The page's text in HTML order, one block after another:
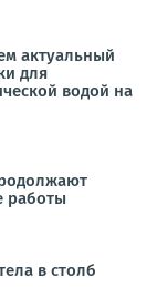
актуальный
для
водой на
работы
в столб